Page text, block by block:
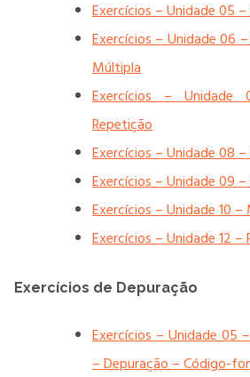
Exercícios – Unidade 05
Exercícios – Unidade 06
Múltipla
Exercícios –
Repetição
Exercícios – Unidade 08
Exercícios – Unidade 09
Exercícios – Unidade 10
Exercícios – Unidade 12
Exercícios de Depuração
Exercícios – Unidade 05
– Depuração – Código-